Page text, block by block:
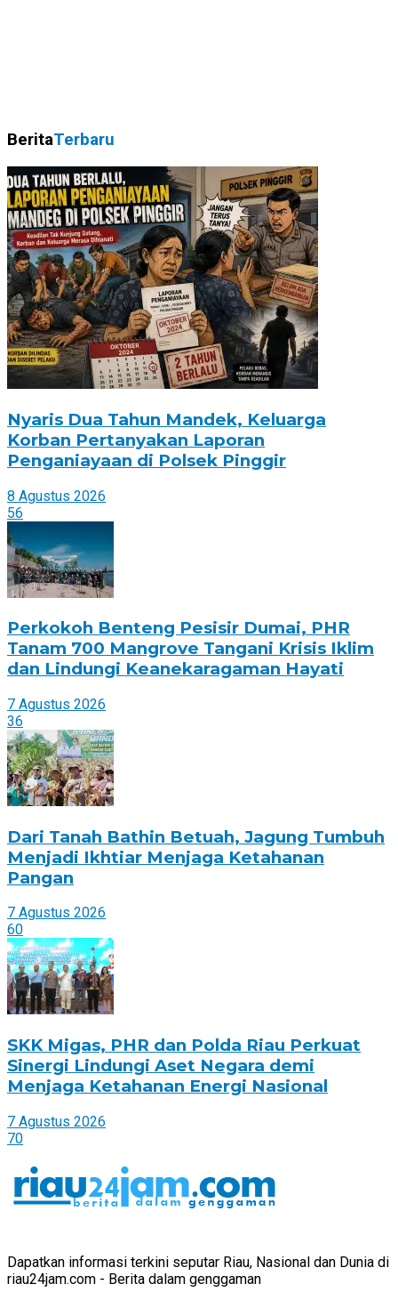
BeritaTerbaru
Nyaris Dua Tahun Mandek, Keluarga
Korban Pertanyakan Laporan
Penganiayaan di Polsek Pinggir
8 Agustus 2026
56
Perkokoh Benteng Pesisir Dumai, PHR
Tanam 700 Mangrove Tangani Krisis Iklim
dan Lindungi Keanekaragaman Hayati
7 Agustus 2026
36
Dari Tanah Bathin Betuah, Jagung Tumbuh
Menjadi Ikhtiar Menjaga Ketahanan
Pangan
7 Agustus 2026
60
SKK Migas, PHR dan Polda Riau Perkuat
Sinergi Lindungi Aset Negara demi
Menjaga Ketahanan Energi Nasional
7 Agustus 2026
70
Dapatkan informasi terkini seputar Riau, Nasional dan Dunia di
riau24jam.com - Berita dalam genggaman